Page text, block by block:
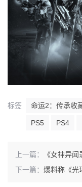
标签 命运2：传承收
PS5 PS4
上一篇：
《女神异
下一篇： 爆料称《光环